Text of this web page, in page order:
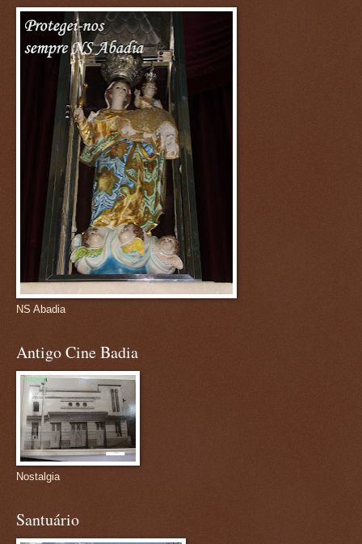
NS Abadia
Antigo Cine Badia
Nostalgia
Santuário